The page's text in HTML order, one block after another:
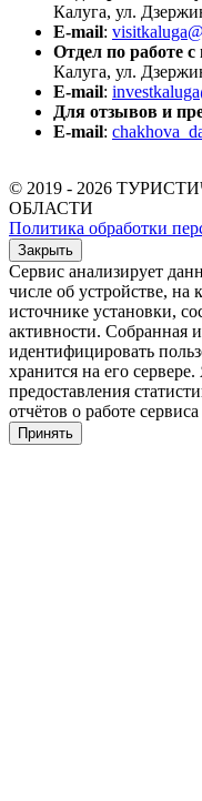
Калуга, ул.
E-mail:
Отдел по работе
Калуга, ул.
E-mail:
Для отзывов и
E-mail:
© 2019 - 2026
ОБЛАСТИ
Политика обработки
Закрыть
Сервис анализирует
числе об устройстве,
источнике установки,
активности. Собранная
идентифицировать
хранится на его
предоставления
отчётов о работе
Принять